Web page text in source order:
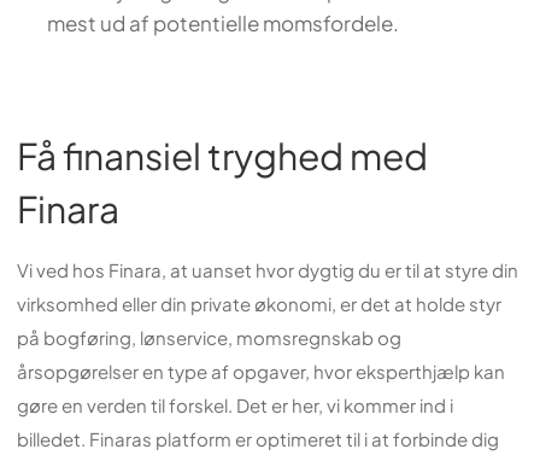
mest ud af potentielle momsfordele.
Få finansiel tryghed med
Finara
Vi ved hos Finara, at uanset hvor dygtig du er til at styre din
virksomhed eller din private økonomi, er det at holde styr
på bogføring, lønservice, momsregnskab og
årsopgørelser en type af opgaver, hvor eksperthjælp kan
gøre en verden til forskel. Det er her, vi kommer ind i
billedet. Finaras platform er optimeret til i at forbinde dig